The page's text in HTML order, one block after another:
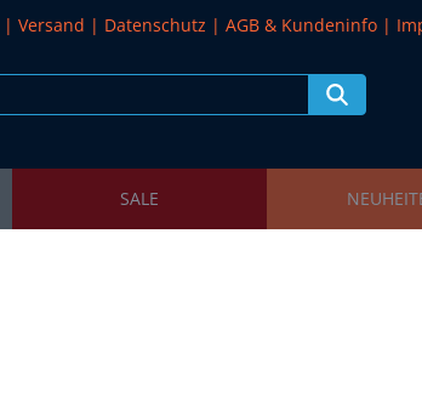
| Versand | Datenschutz | AGB & Kundeninfo |
SALE